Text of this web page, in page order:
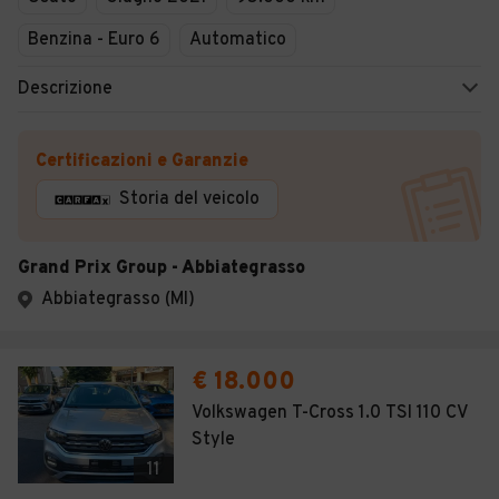
Benzina - Euro 6
Automatico
Descrizione
Certificazioni e Garanzie
Storia del veicolo
Grand Prix Group - Abbiategrasso
Abbiategrasso (MI)
11
€ 18.000
Volkswagen T-Cross 1.0 TSI 110 CV
Style